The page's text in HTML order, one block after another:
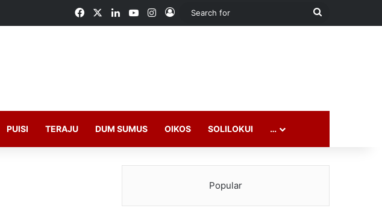
FacebookLinkedInYouTubeInstagram
Log In
Search
PUISI TERAJU DUM SUMUS OIKOS SOLILOKUI …
Popular